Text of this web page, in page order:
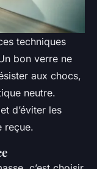
techniques
bon verre ne
aux chocs,
neutre.
d’éviter les
reçue.